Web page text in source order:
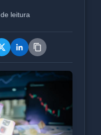
leitura